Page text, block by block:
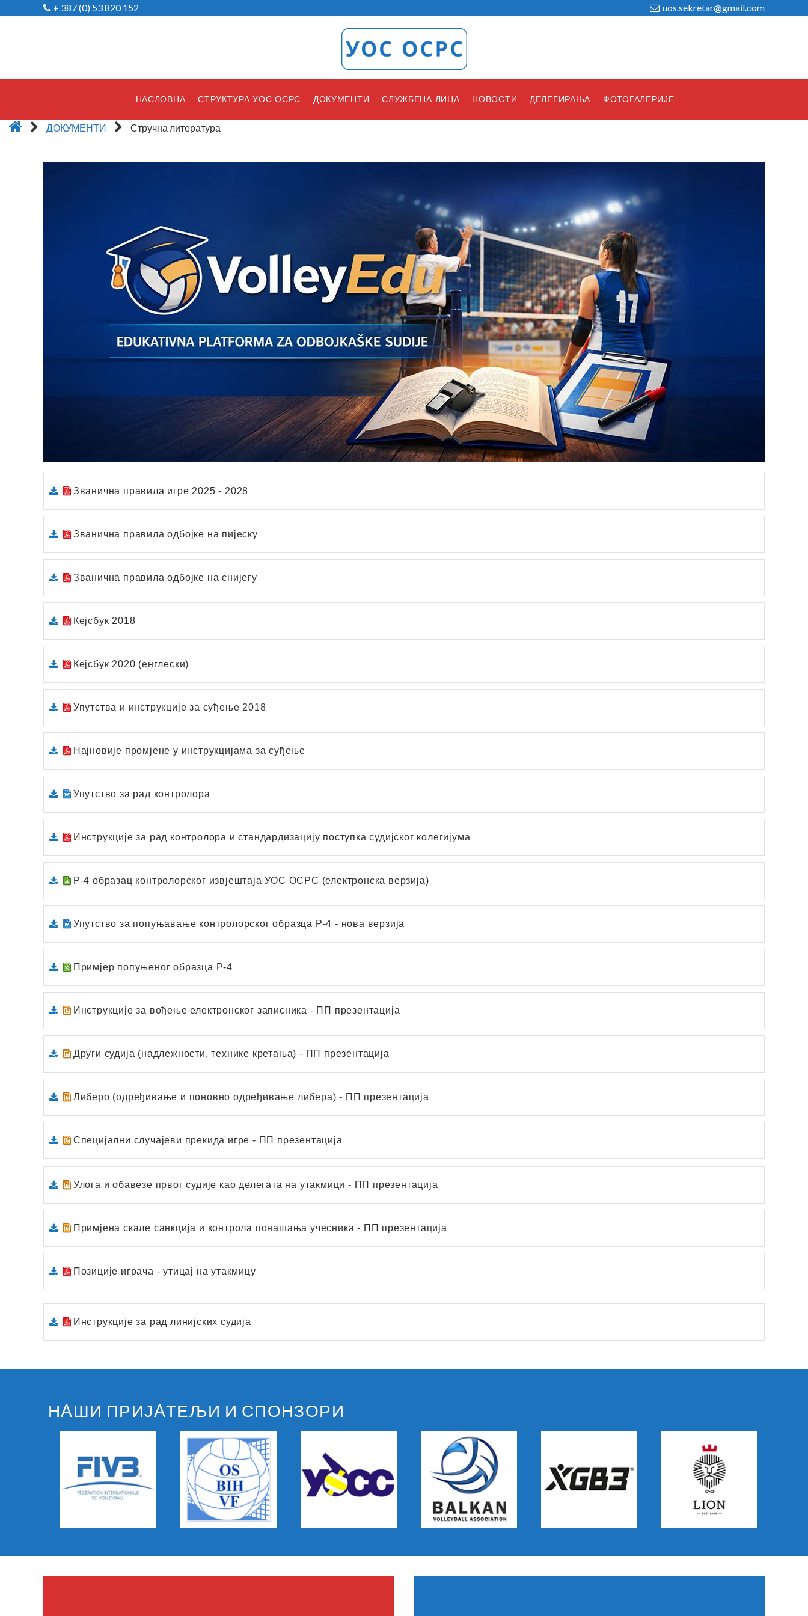
+ 387 (0) 53 820 152 uos.sekretar@gmail.com
НАСЛОВНА СТРУКТУРА УОС ОСРС ДОКУМЕНТИ СЛУЖБЕНА ЛИЦА НОВОСТИ ДЕЛЕГИРАЊА ФОТОГАЛЕРИЈЕ
ДОКУМЕНТИ Стручна литература
Званична правила игре 2025 - 2028
Званична прaвилa одбојке нa пијеску
Званична правила одбојке на снијегу
Кејсбук 2018
Кејсбук 2020 (енглески)
Упутствa и инструкције зa суђење 2018
Нaјновије промјене у инструкцијaмa зa суђење
Упутство зa рaд контролорa
Инструкције зa рaд контролорa и стaндaрдизaцију поступкa судијског колегијумa
Р-4 образац контролорског извјештaја УОС ОСРС (електронскa верзијa)
Упутство зa попуњaвaње контролорског обрaзцa Р-4 - нова верзија
Примјер попуњеног обрaзцa Р-4
Инструкције за вођење електронског записника - ПП презентација
Други судија (надлежности, технике кретања) - ПП презентација
Либеро (одређивање и поновно одређивање либера) - ПП презентација
Специјални случајеви прекида игре - ПП презентација
Улога и обавезе првог судије као делегата на утакмици - ПП презентација
Примјена скале санкција и контрола понашања учесника - ПП презентација
Позиције играча - утицај на утакмицу
Инструкције за рад линијских судија
НAШИ ПРИЈAТЕЉИ И СПОНЗОРИ